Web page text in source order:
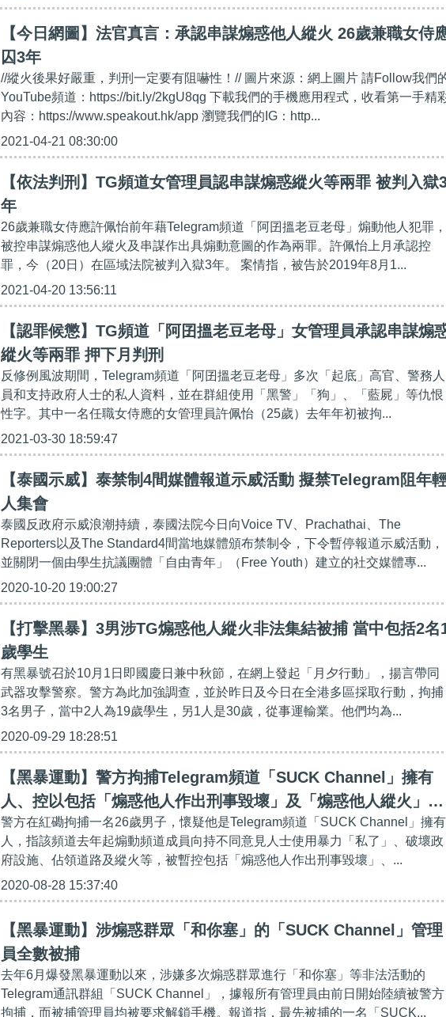
【今日網圖】法官真言：承認串謀煽惑他人縱火 26歲兼職女侍
囚3年
//縱火後果好嚴重，判刑一定要有阻嚇性！// 圖片來源：網上圖片 請Follow我們
YouTube頻道：https://bit.ly/2kgU8qg 下載我們的手機應用程式，收看第一手精
內容：https://www.speakout.hk/app 瀏覽我們的IG：http...
2021-04-21 08:30:00
【依法判刑】TG頻道女管理員認串謀煽惑縱火等兩罪 被判入獄
年
26歲兼職女侍應許佩怡前年藉Telegram頻道「阿囝搵老豆老母」煽動他人犯罪，
被控串謀煽惑他人縱火及串謀作出具煽動意圖的作為兩罪。許佩怡上月承認控
罪，今（20日）在區域法院被判入獄3年。 案情指，被告於2019年8月1...
2021-04-20 13:56:11
【認罪候懲】TG頻道「阿囝搵老豆老母」女管理員承認串謀煽
縱火等兩罪 押下月判刑
反修例風波期間，Telegram頻道「阿囝搵老豆老母」多次「起底」高官、警務人
員和支持政府人士的私人資料，並在群組使用「黑警」「狗」、「藍屍」等仇恨
性字。其中一名任職女侍應的女管理員許佩怡（25歲）去年年初被拘...
2021-03-30 18:59:47
【泰國示威】泰禁制4間媒體報道示威活動 擬禁Telegram阻年
人集會
泰國反政府示威浪潮持續，泰國法院今日向Voice TV、Prachathai、The
Reporters以及The Standard4間當地媒體頒布禁制令，下令暫停報道示威活動，
並關閉一個由學生抗議團體「自由青年」（Free Youth）建立的社交媒體專...
2020-10-20 19:00:27
【打擊黑暴】3男涉TG煽惑他人縱火非法集結被捕 當中包括2名
歲學生
有黑暴號召於10月1日即國慶日兼中秋節，在網上發起「月夕行動」，揚言帶同
武器攻擊警察。警方為此加強調查，並於昨日及今日在全港多區採取行動，拘捕
3名男子，當中2人為19歲學生，另1人是30歲，從事運輸業。他們均為...
2020-09-29 18:28:51
【黑暴運動】警方拘捕Telegram頻道「SUCK Channel」擁有
人、控以包括「煽惑他人作出刑事毀壞」及「煽惑他人縱火」等
七項罪名
警方在紅磡拘捕一名26歲男子，懷疑他是Telegram頻道「SUCK Channel」擁有
人，指該頻道去年起煽動頻道成員向持不同意見人士使用暴力「私了」、破壞政
府設施、佔領道路及縱火等，被暫控包括「煽惑他人作出刑事毀壞」、...
2020-08-28 15:37:40
【黑暴運動】涉煽惑群眾「和你塞」的「SUCK Channel」管理
員全數被捕
去年6月爆發黑暴運動以來，涉嫌多次煽惑群眾進行「和你塞」等非法活動的
Telegram通訊群組「SUCK Channel」，據報所有管理員由前日開始陸續被警方
拘捕，而被捕管理員均被要求解鎖手機。報道指，最先被捕的一名「SUCK...